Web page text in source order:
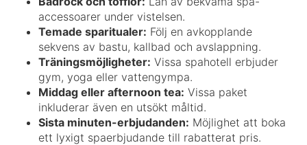
accessoarer under vistelsen.
Temade sparitualer: Följ en avkopplande
sekvens av bastu, kallbad och avslappning.
Träningsmöjligheter: Vissa spahotell erbjuder
gym, yoga eller vattengympa.
Middag eller afternoon tea: Vissa paket
inkluderar även en utsökt måltid.
Sista minuten-erbjudanden: Möjlighet att boka
ett lyxigt spaerbjudande till rabatterat pris.